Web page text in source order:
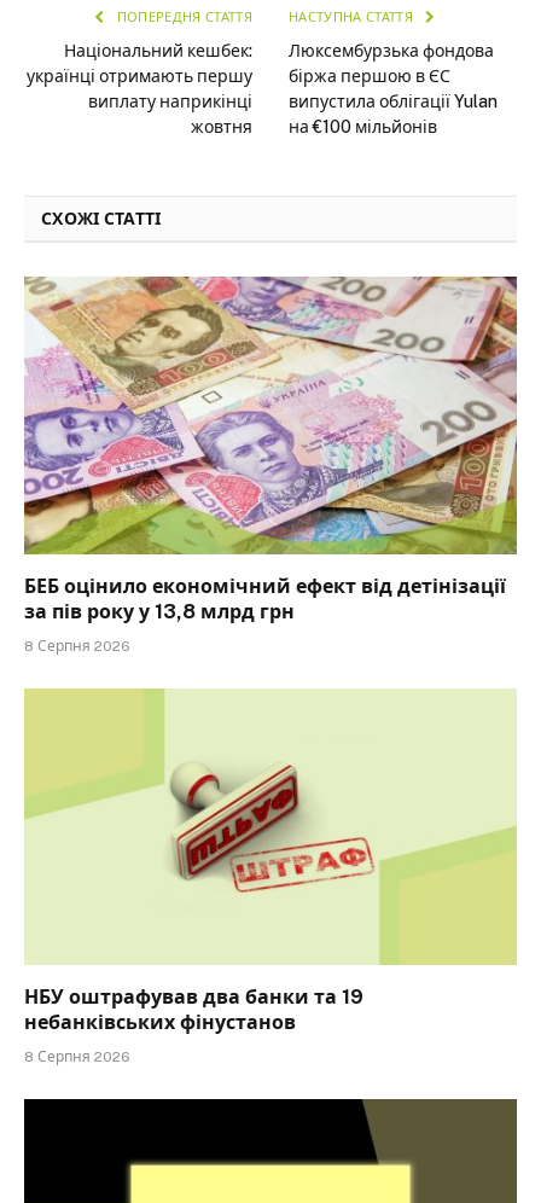
ПОПЕРЕДНЯ СТАТТЯ
Національний кешбек:
українці отримають першу
виплату наприкінці
жовтня
НАСТУПНА СТАТТЯ
Люксембурзька фондова
біржа першою в ЄС
випустила облігації Yulan
на €100 мільйонів
СХОЖІ СТАТТІ
БЕБ оцінило економічний ефект від детінізації
за пів року у 13,8 млрд грн
8 Серпня 2026
НБУ оштрафував два банки та 19
небанківських фінустанов
8 Серпня 2026